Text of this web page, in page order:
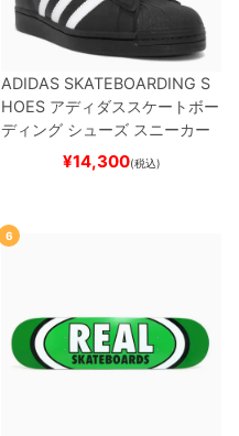
ADIDAS SKATEBOARDING S
HOES アディダススケートボー
ディング シューズ スニーカー
スーパースターSUPERSTAR A
BLACK/WHITE/WHITE
ー
¥14,300(税込)
6